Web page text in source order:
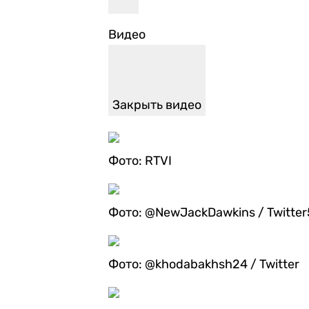
Видео
Закрыть видео
Фото: RTVI
Фото: @NewJackDawkins /
Фото: @khodabakhsh24 / Twitter